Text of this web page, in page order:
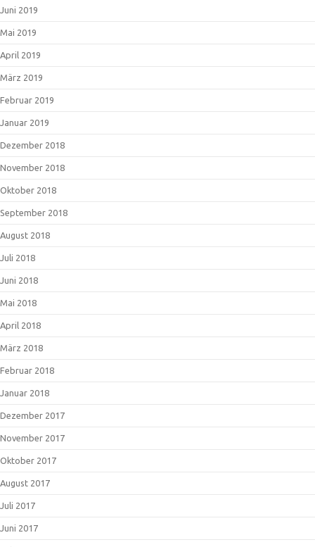
Juni 2019
Mai 2019
April 2019
März 2019
Februar 2019
Januar 2019
Dezember 2018
November 2018
Oktober 2018
September 2018
August 2018
Juli 2018
Juni 2018
Mai 2018
April 2018
März 2018
Februar 2018
Januar 2018
Dezember 2017
November 2017
Oktober 2017
August 2017
Juli 2017
Juni 2017